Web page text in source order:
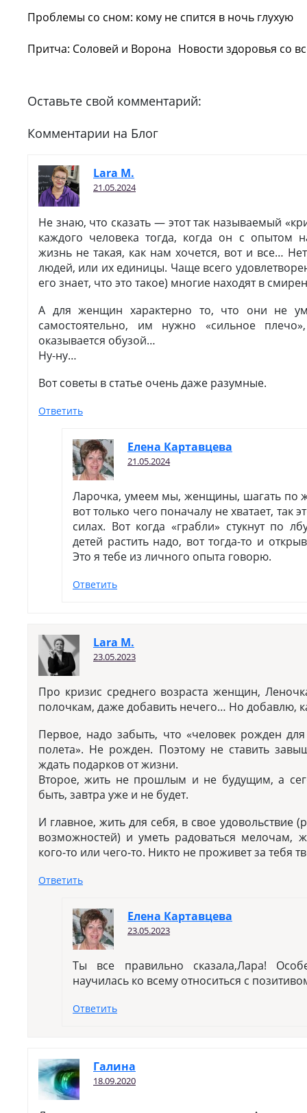
Проблемы со сном: кому не спится в ночь глухую
Притча: Соловей и Ворона Новости здоровья со
Оставьте свой комментарий:
Комментарии на Блог
Lara M.
21.05.2024
Не знаю, что сказать — этот так называемый
каждого человека тогда, когда он с опытом
жизнь не такая, как нам хочется, вот и все…
людей, или их единицы. Чаще всего
его знает, что это такое) многие находят в
А для женщин характерно то, что они не
самостоятельно, им нужно «сильное
оказывается обузой…
Ну-ну…
Вот советы в статье очень даже разумные.
Ответить
Елена Картавцева
21.05.2024
Ларочка, умеем мы, женщины, шагать по
вот только чего поначалу не хватает, так
силах. Вот когда «грабли» стукнут по
детей растить надо, вот тогда-то и
Это я тебе из личного опыта говорю.
Ответить
Lara M.
23.05.2023
Про кризис среднего возраста женщин,
полочкам, даже добавить нечего… Но добавлю,
Первое, надо забыть, что «человек рожден
полета». Не рожден. Поэтому не ставить
ждать подарков от жизни.
Второе, жить не прошлым и не будущим, а
быть, завтра уже и не будет.
И главное, жить для себя, в свое удовольствие
возможностей) и уметь радоваться мелочам,
кого-то или чего-то. Никто не проживет за тебя
Ответить
Елена Картавцева
23.05.2023
Ты все правильно сказала,Лара!
научилась ко всему относиться с
Ответить
Галина
18.09.2020